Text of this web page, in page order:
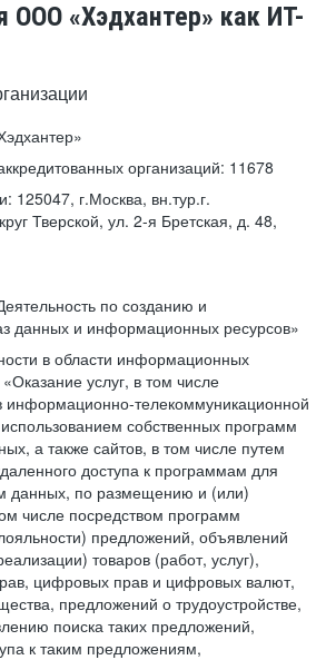
ООО «Хэдхантер» как ИТ-
организаций: 11678
125047, г.Москва, вн.тур.г.
Тверской, ул. 2-я Бретская, д. 48,
по созданию и
данных и информационных ресурсов»
в области информационных
услуг, в том числе
информационно-телекоммуникационной
собственных программ
а также сайтов, в том числе путем
доступа к программам для
данных, по размещению и (или)
числе посредством программ
предложений, объявлений
товаров (работ, услуг),
цифровых прав и цифровых валют,
предложений о трудоустройстве,
поиска таких предложений,
к таким предложениям,